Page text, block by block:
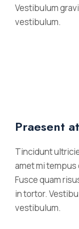
Vestibulum
vestibulum.
Praesent
Tincidunt
amet mi tempus
Fusce quam
in tortor.
vestibulum.